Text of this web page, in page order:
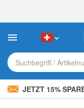
Sie:
Website
ein
Barrierefreiheitssystem.
Suchbegriff /
JETZT 15%